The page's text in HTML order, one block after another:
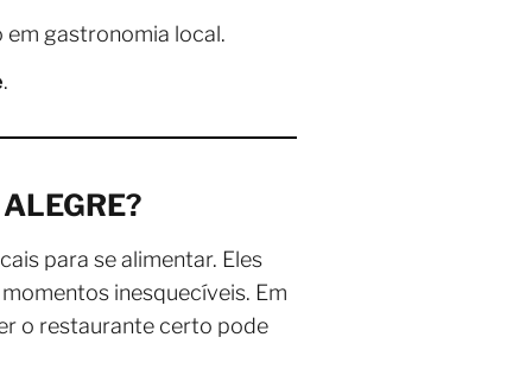
em gastronomia local.
.
para se alimentar. Eles
inesquecíveis. Em
o restaurante certo pode